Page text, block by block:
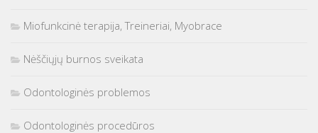
Miofunkcinė terapija, Treineriai, Myobrace
Nėščiųjų burnos sveikata
Odontologinės problemos
Odontologinės procedūros